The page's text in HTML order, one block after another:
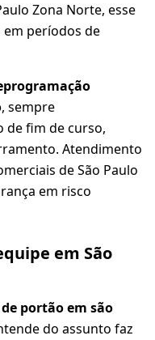
Zona Norte, esse
períodos de
, sempre
de fim de curso,
Atendimento
de São Paulo
em risco
em São
portão em são
do assunto faz